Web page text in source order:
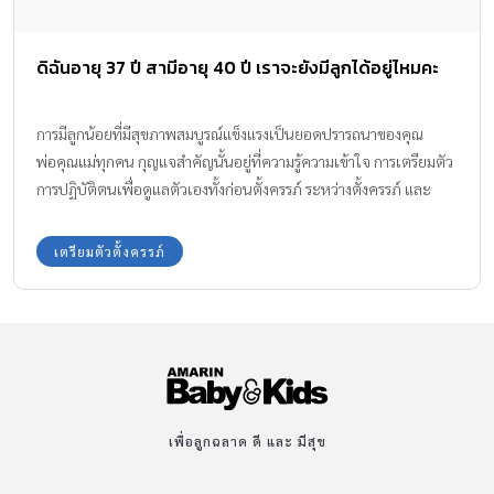
ดิฉันอายุ 37 ปี สามีอายุ 40 ปี เราจะยังมีลูกได้อยู่ไหมคะ
การมีลูกน้อยที่มีสุขภาพสมบูรณ์แข็งแรงเป็นยอดปรารถนาของคุณ
พ่อคุณแม่ทุกคน กุญแจสำคัญนั้นอยู่ที่ความรู้ความเข้าใจ การเตรียมตัว
การปฏิบัติตนเพื่อดูแลตัวเองทั้งก่อนตั้งครรภ์ ระหว่างตั้งครรภ์ และ
สงสัยมาฝากค่ะ
เตรียมตัวตั้งครรภ์
เพื่อลูกฉลาด ดี และ มีสุข